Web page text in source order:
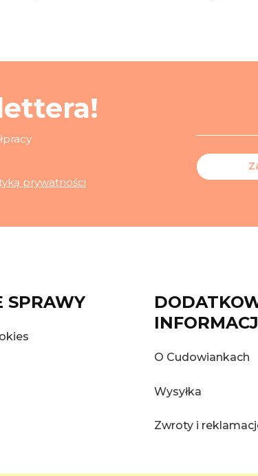
prywatności
SPRAWY
O Cudowiankach
Wysyłka
Zwroty i